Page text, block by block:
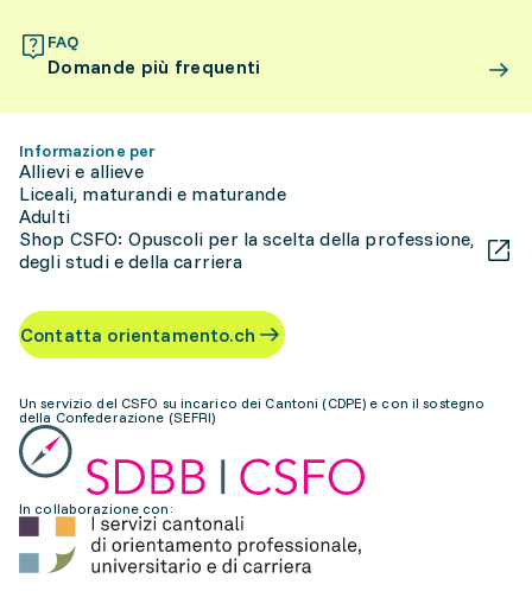
FAQ
Domande più frequenti
Informazione per
Allievi e allieve
Liceali, maturandi e maturande
Adulti
Shop CSFO: Opuscoli per la scelta della professione,
degli studi e della carriera
Contatta orientamento.ch
Un servizio del CSFO su incarico dei Cantoni (CDPE) e con il sostegno
della Confederazione (SEFRI)
In collaborazione con: